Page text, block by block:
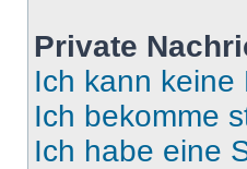
Private
Ich kann keine
Ich bekomme
Ich habe eine